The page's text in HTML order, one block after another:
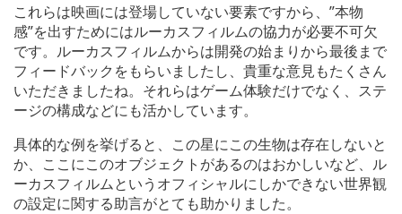
これらは映画には登場していない要素ですから、”本物
感”を出すためにはルーカスフィルムの協力が必要不可欠
です。ルーカスフィルムからは開発の始まりから最後まで
フィードバックをもらいましたし、貴重な意見もたくさん
いただきましたね。それらはゲーム体験だけでなく、ステ
ージの構成などにも活かしています。
具体的な例を挙げると、この星にこの生物は存在しないと
か、ここにこのオブジェクトがあるのはおかしいなど、ル
ーカスフィルムというオフィシャルにしかできない世界観
の設定に関する助言がとても助かりました。